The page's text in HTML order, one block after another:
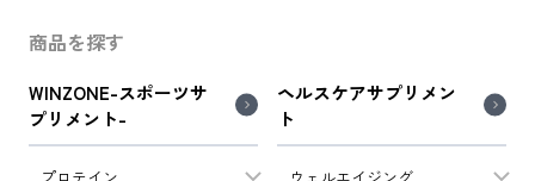
商品を探す
WINZONE-スポーツサ
プリメント-
ヘルスケアサプリメン
ト